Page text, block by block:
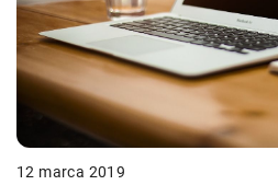
12 marca 2019